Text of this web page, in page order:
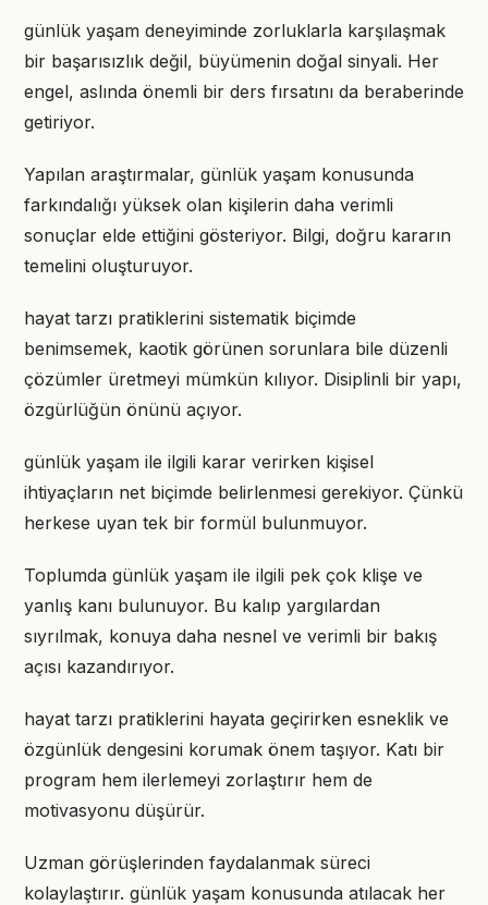
günlük yaşam deneyiminde zorluklarla karşılaşmak
bir başarısızlık değil, büyümenin doğal sinyali. Her
engel, aslında önemli bir ders fırsatını da beraberinde
getiriyor.
Yapılan araştırmalar, günlük yaşam konusunda
farkındalığı yüksek olan kişilerin daha verimli
sonuçlar elde ettiğini gösteriyor. Bilgi, doğru kararın
temelini oluşturuyor.
hayat tarzı pratiklerini sistematik biçimde
benimsemek, kaotik görünen sorunlara bile düzenli
çözümler üretmeyi mümkün kılıyor. Disiplinli bir yapı,
özgürlüğün önünü açıyor.
günlük yaşam ile ilgili karar verirken kişisel
ihtiyaçların net biçimde belirlenmesi gerekiyor. Çünkü
herkese uyan tek bir formül bulunmuyor.
Toplumda günlük yaşam ile ilgili pek çok klişe ve
yanlış kanı bulunuyor. Bu kalıp yargılardan
sıyrılmak, konuya daha nesnel ve verimli bir bakış
açısı kazandırıyor.
hayat tarzı pratiklerini hayata geçirirken esneklik ve
özgünlük dengesini korumak önem taşıyor. Katı bir
program hem ilerlemeyi zorlaştırır hem de
motivasyonu düşürür.
Uzman görüşlerinden faydalanmak süreci
kolaylaştırır. günlük yaşam konusunda atılacak her